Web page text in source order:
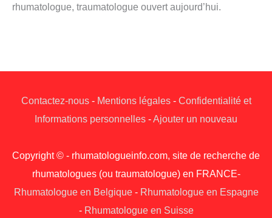
rhumatologue, traumatologue ouvert aujourd’hui.
Contactez-nous- Mentions légales- Confidentialité et
Informations personnelles -Ajouter un nouveau
Copyright © - rhumatologueinfo.com, site de recherche de
rhumatologues (ou traumatologue) en FRANCE-
Rhumatologue en Belgique- Rhumatologue en Espagne
- Rhumatologue en Suisse